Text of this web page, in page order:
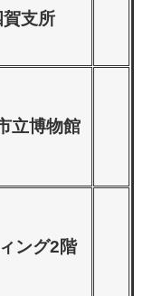
賀支所
立博物館
ング2階